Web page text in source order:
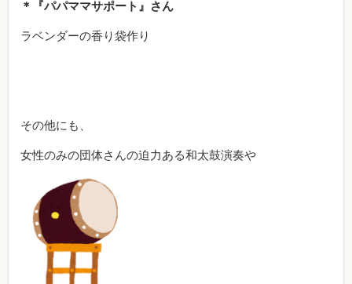
＊『パパママサポート』さん
ラベンダーの香り袋作り
その他にも、
女性のみの団体さんの迫力ある和太鼓演奏や